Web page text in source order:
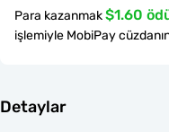
Para kazanmak$1.60
işlemiyle MobiPay
Detaylar